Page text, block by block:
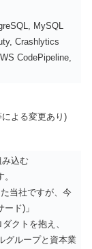
MySQL
Crashlytics
よる変更あり)
込む
当社ですが、今
ド)」
クトを抱え、
グループと資本業